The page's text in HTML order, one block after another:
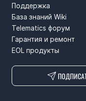
Поддержка
База знаний Wiki
Telematics форум
Гарантия и ремонт
EOL продукты